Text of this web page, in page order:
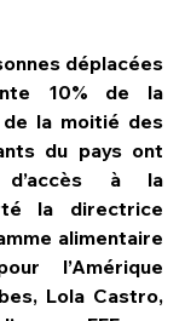
déplacées
10% de la
la moitié des
du pays ont
d’accès à la
la directrice
alimentaire
l’Amérique
Lola Castro,